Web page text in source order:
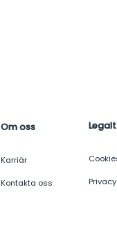
Om oss
Karriär
Kontakta oss
Legalt